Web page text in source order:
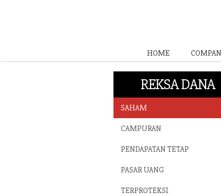
HOME
REKSA DANA
SAHAM
CAMPURAN
PENDAPATAN TETAP
PASAR UANG
TERPROTEKSI